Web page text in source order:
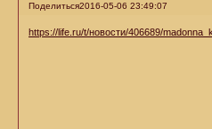
Поделиться2016-05-06 23:49:07
https://life.ru/t/новости/406689/